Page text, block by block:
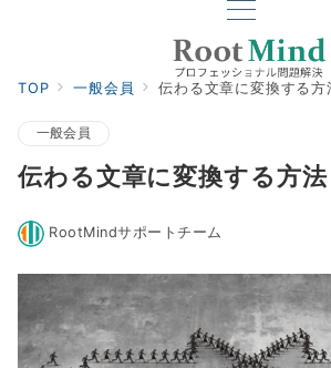
TOP 一般会員 伝わる文章に変換する方
一般会員
伝わる文章に変換する方法
RootMindサポートチーム